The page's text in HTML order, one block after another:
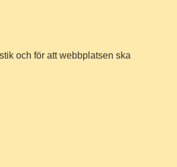
och för att webbplatsen ska